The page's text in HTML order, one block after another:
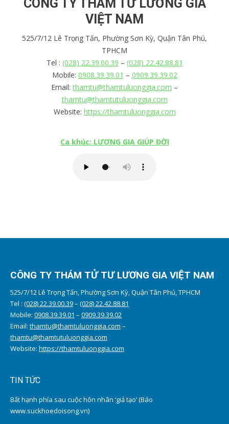
CÔNG TY THÁM TỬ LƯƠNG GIA
VIỆT NAM
525/7/12 Lê Trọng Tấn, Phường Sơn Kỳ, Quận Tân Phú,
TPHCM
Tel : (028) 22.39.00.39 – (028) 22.42.88.81
Mobile: 0908.39.39.01 – 0909.39.39.02
Email:thamtu@thamtuluonggia.com –
thamtu@thamtutuluonggia.com
Website: https://thamtuluonggia.com
Ca khúc: LƯƠNG GIA GIÚP ĐỜI
CÔNG TY THÁM TỬ TƯ LƯƠNG GIA VIỆT NAM
525/7/12 Lê Trọng Tấn, Phường Sơn Kỳ, Quận Tân Phú, TPHCM
Tel : (028) 22.39.00.39– (028) 22.42.88.81
Mobile: 0908.39.39.01 – 0909.39.39.02
Email: thamtu@thamtuluonggia.com –
thamtu@thamtutuluonggia.com
Website: https://thamtuluonggia.com
TIN TỨC
Bất hạnh phía sau cuộc hôn nhân ‘giả tạo’ (Báo
www.suckhoedoisong.vn)